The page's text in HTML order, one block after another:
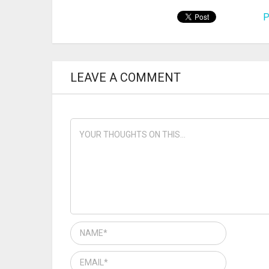
LEAVE A COMMENT